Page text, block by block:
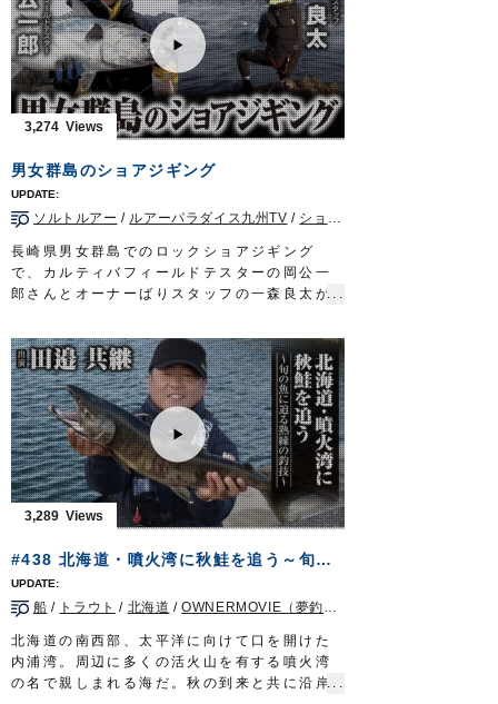
・ジガーミディアムチェイス
・ジガーミディアムツインチェイサー
・ジガーミディアムブルーチェイサー
2022年4月16日に放送された『ルアーパラダ
イス九州TV』の動画です※一部カットしてお
ります。
ルアーパラダイス九州TV TVQ九州放送 毎
OWNERMOVIE
http://ownertv.jp/
オーナーばりwebsite
http://www.owner.co.jp
ルアーパラダイス九州オンライン
http://lurepara.tsuribito.co.jp/
3,274
男女群島のショアジギング
ソルトルアー / ルアーパラダイス九州TV / ショア青物
長崎県男女群島でのロックショアジギング
で、カルティバフィールドテスターの岡公一
郎さんとオーナーばりスタッフの一森良太が
水面で勝負するトップウォータープラグに対
し、海底から釣り始めるメタルジグは、ある
意味両極端なアプローチですが、双方やるこ
とで互いを補い合うメリットもあります。
状況に応じてそれぞれを駆使し、良型スマガ
ツオやヒレナガカンパチなどをキャッチしま
した。
■使用アイテム
・撃投ジグ レイドバック 100g
・撃投ジグ ストライク250g、200g
・マスクドスピンM
・ファイアツイン120g
・ショートジグアシスト1/0
・STX-58#3
■撮影協力
平戸市田平/あじか磯釣りセンター様
2021年11月20日に放送された『ルアーパラ
3,289
#438 北海道・噴火湾に秋鮭を追う～旬の魚に迫る熟練の釣技～
船 / トラウト / 北海道 /OWNERMOVIE（夢釣行）
北海道の南西部、太平洋に向けて口を開けた
内浦湾。周辺に多くの活火山を有する噴火湾
の名で親しまれる海だ。秋の到来と共に沿岸